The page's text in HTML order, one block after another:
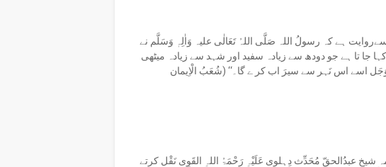
ہے کہ رسولُ اللہ صَلَّی اللہُ تَعَالٰی علیہ وَاٰلِہٖ وَسَلَّم نے
جا تا ہے جو دودھ سے زیادہ سفید اور شہد سے زیادہ میٹھی
اسے اس نَہر سے سیرَ اب کر ے گا۔‘‘ (شُعَبُ الْاِیمان
شیخ عبدُالحقّ مُحَدِّث دِہلوی عَلَیْہِ رَحْمَۃُ اللہِ القَوِی نَقْل کرتے